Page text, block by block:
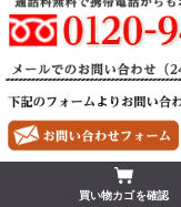
08月09日 モダン位牌・純面粉 か
08月09日 【お盆直前特価】モダ
08月08日 【お盆直前特価】モダ
08月08日 マロン リンセット( カ
08月08日 唐木位牌・勝美( 紫檀 /
08月08日 【お盆直前特価】モダ
陶器 透し香炉( タイプ
浄土真宗紋入 三角打敷(
お買い物ガイド
買い物カゴを確認
買い物カゴを確認